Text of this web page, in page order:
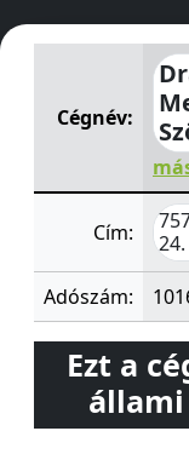
Dráva-Coop
Cégnév:
Cím:
24.
Adószám:
Ezt a